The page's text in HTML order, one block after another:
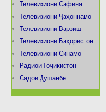
Телевизиони Сафина
Телевизиони Ҷаҳоннамо
Телевизиони Варзиш
Телевизиони Баҳористон
Телевизиони Синамо
Радиои Тоҷикистон
Садои Душанбе